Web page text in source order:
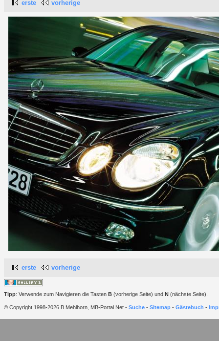
erste vorherige
erste vorherige
Tipp: Verwende zum Navigieren die Tasten B (vorherige Seite) und N (nächste Seite).
© Copyright 1998-2026 B.Mehlhorn, MB-Portal.Net - Suche - Sitemap - Gästebuch -